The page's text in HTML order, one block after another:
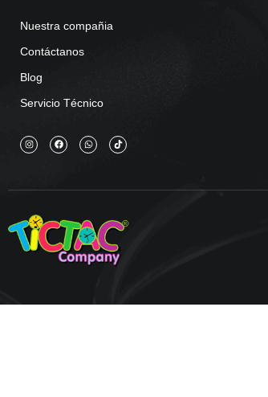
Nuestra compañia
Contáctanos
Blog
Servicio Técnico